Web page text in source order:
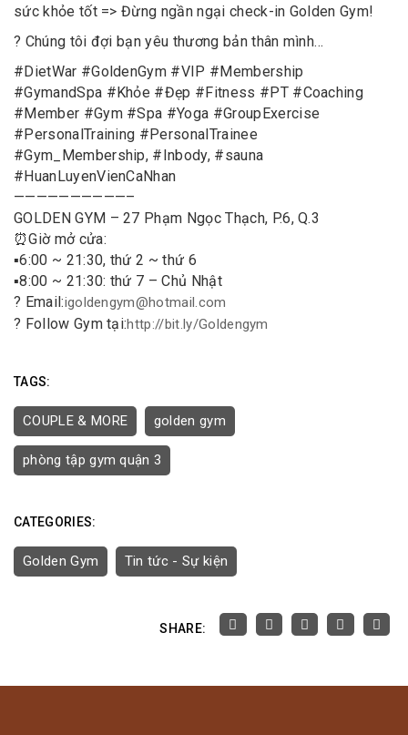
sức khỏe tốt => Đừng ngần ngại check-in Golden Gym!
? Chúng tôi đợi bạn yêu thương bản thân mình…
#DietWar #GoldenGym #VIP #Membership
#GymandSpa #Khỏe #Đẹp #Fitness #PT #Coaching
#Member #Gym #Spa #Yoga #GroupExercise
#PersonalTraining #PersonalTrainee
#Gym_Membership, #Inbody, #sauna
#HuanLuyenVienCaNhan
——————————–
GOLDEN GYM – 27 Phạm Ngọc Thạch, P.6, Q.3
⏰Giờ mở cửa:
▪️6:00 ~ 21:30, thứ 2 ~ thứ 6
▪️8:00 ~ 21:30: thứ 7 – Chủ Nhật
? Email:igoldengym@hotmail.com
? Follow Gym tại:http://bit.ly/Goldengym
TAGS:
COUPLE & MORE golden gym
phòng tập gym quận 3
CATEGORIES:
Golden Gym Tin tức - Sự kiện
SHARE: